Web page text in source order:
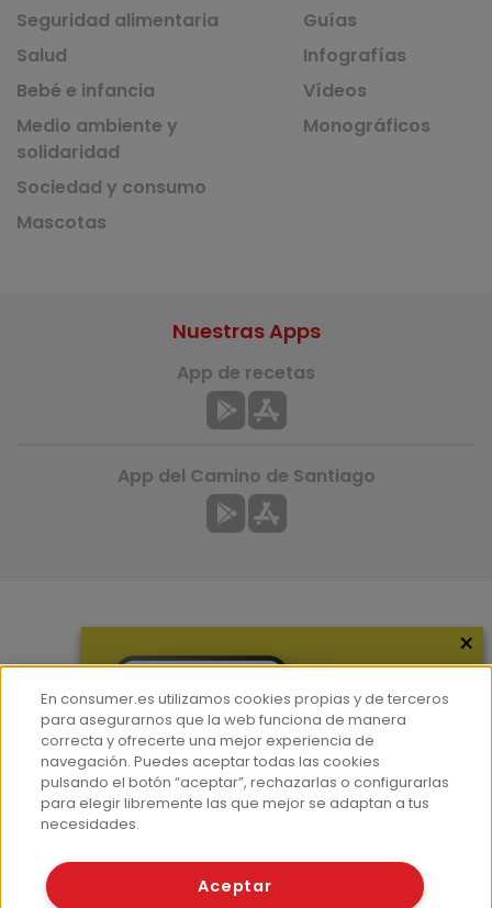
Seguridad alimentaria
Salud
Bebé e infancia
Medio ambiente y
solidaridad
Sociedad y consumo
Mascotas
Guías
Infografías
Vídeos
Monográficos
Hemeroteca
Contacto
Prensa
Corpus Lingüístico Consumer
Nuestras Apps
App de recetas
App del Camino de Santiago
© Fundación EROSKI
×
En consumer.es utilizamos cookies propias y de terceros
para asegurarnos que la web funciona de manera
correcta y ofrecerte una mejor experiencia de
navegación. Puedes aceptar todas las cookies
pulsando el botón “aceptar”, rechazarlas o configurarlas
para elegir libremente las que mejor se adaptan a tus
necesidades.
Aceptar